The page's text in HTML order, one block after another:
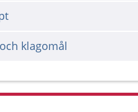
klagomål